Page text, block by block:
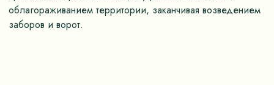
облагораживанием территории, заканчивая возведением
заборов и ворот.